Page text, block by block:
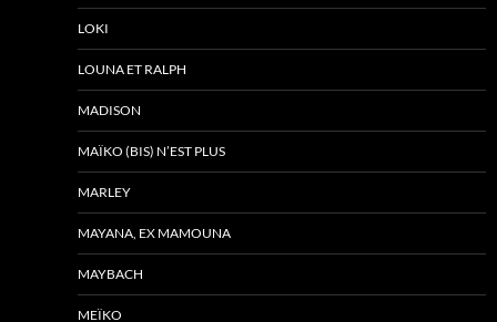
LOKI
LOUNA ET RALPH
MADISON
MAÏKO (BIS) N’EST PLUS
MARLEY
MAYANA, EX MAMOUNA
MAYBACH
MEÏKO